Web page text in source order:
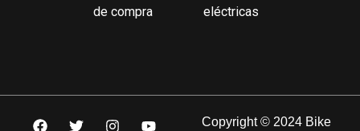
de compra
eléctricas
Copyright © 2024 Bike
F
T
I
Y